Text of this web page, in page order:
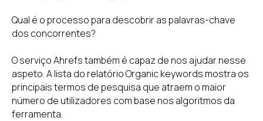
Qual é o processo para descobrir as palavras-chave
dos concorrentes?
O serviço Ahrefs também é capaz de nos ajudar nesse
aspeto. A lista do relatório Organic keywords mostra os
principais termos de pesquisa que atraem o maior
número de utilizadores com base nos algoritmos da
ferramenta.